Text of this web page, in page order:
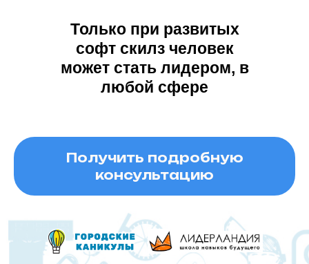
Только при развитых
софт скилз человек
может стать лидером, в
любой сфере
Получить подробную
консультацию